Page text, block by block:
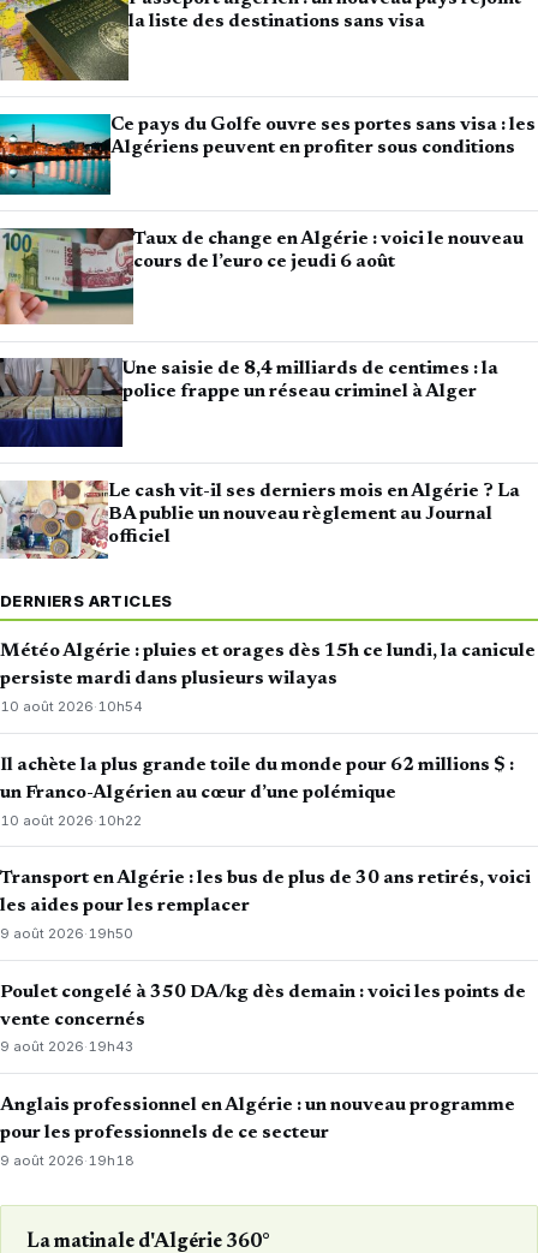
la liste des destinations sans visa
Ce pays du Golfe ouvre ses portes sans visa : les
Algériens peuvent en profiter sous conditions
Taux de change en Algérie : voici le nouveau
cours de l’euro ce jeudi 6 août
Une saisie de 8,4 milliards de centimes : la
police frappe un réseau criminel à Alger
Le cash vit-il ses derniers mois en Algérie ? La
BA publie un nouveau règlement au Journal
officiel
DERNIERS ARTICLES
Météo Algérie : pluies et orages dès 15h ce lundi, la canicule
persiste mardi dans plusieurs wilayas
10 août 2026·10h54
Il achète la plus grande toile du monde pour 62 millions $ :
un Franco-Algérien au cœur d’une polémique
10 août 2026· 10h22
Transport en Algérie : les bus de plus de 30 ans retirés, voici
les aides pour les remplacer
9 août 2026·19h50
Poulet congelé à 350 DA/kg dès demain : voici les points de
vente concernés
9 août 2026·19h43
Anglais professionnel en Algérie : un nouveau programme
pour les professionnels de ce secteur
9 août 2026· 19h18
La matinale d'Algérie 360°